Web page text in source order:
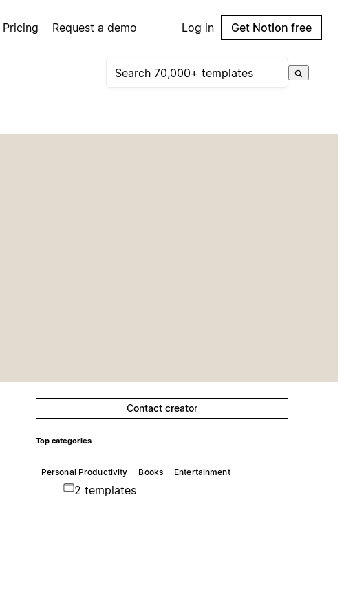
Pricing Request a demo Log in Get Notion free
Contact creator
Top categories
Personal Productivity Books Entertainment
2 templates